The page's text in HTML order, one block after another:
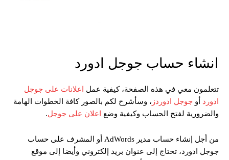
انشاء حساب جوجل ادورد
تتعلمون معي في هذه الصفحة، كيفية عمل اعلانات على جوجل
ادورد أو جوجل ادوردز ، وسأشرح لكم بالصور كافة الخطوات الهامة
والضرورية لفتح الحساب وكيفية وضع اعلان على جوجل.
من أجل إنشاء حساب مدير AdWords أو المشرف على حساب
جوجل ادورد، تحتاج إلى عنوان بريد إلكتروني وأيضا إلى موقع